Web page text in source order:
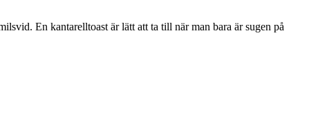
En kantarelltoast är lätt att ta till när man bara är sugen på